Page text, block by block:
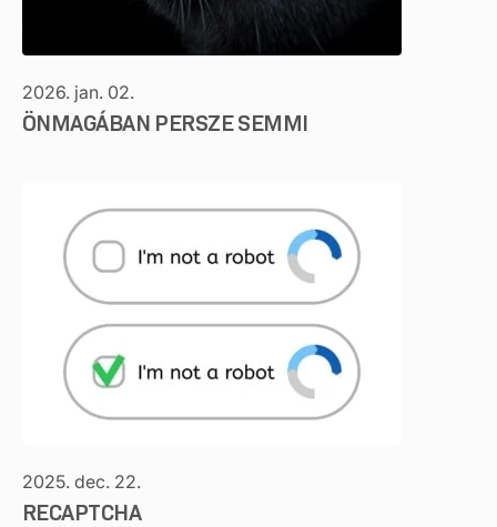
2026. jan. 02.
ÖNMAGÁBAN PERSZE SEMMI
2025. dec. 22.
RECAPTCHA